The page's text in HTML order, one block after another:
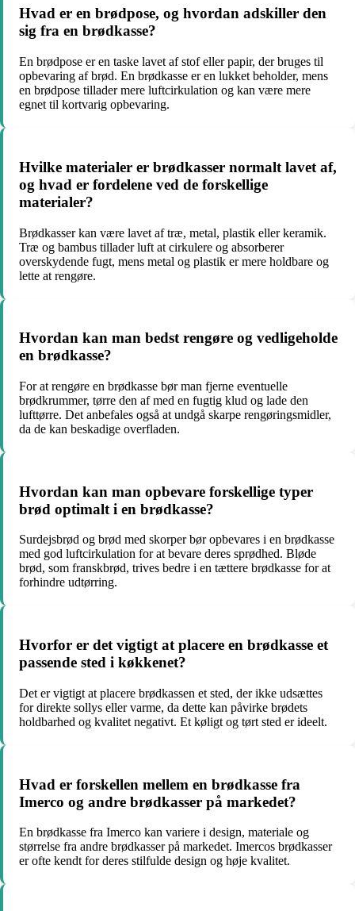
Hvad er en brødpose, og hvordan adskiller den
sig fra en brødkasse?
En brødpose er en taske lavet af stof eller papir, der bruges til
opbevaring af brød. En brødkasse er en lukket beholder, mens
en brødpose tillader mere luftcirkulation og kan være mere
egnet til kortvarig opbevaring.
Hvilke materialer er brødkasser normalt lavet af,
og hvad er fordelene ved de forskellige
materialer?
Brødkasser kan være lavet af træ, metal, plastik eller keramik.
Træ og bambus tillader luft at cirkulere og absorberer
overskydende fugt, mens metal og plastik er mere holdbare og
lette at rengøre.
Hvordan kan man bedst rengøre og vedligeholde
en brødkasse?
For at rengøre en brødkasse bør man fjerne eventuelle
brødkrummer, tørre den af med en fugtig klud og lade den
lufttørre. Det anbefales også at undgå skarpe rengøringsmidler,
da de kan beskadige overfladen.
Hvordan kan man opbevare forskellige typer
brød optimalt i en brødkasse?
Surdejsbrød og brød med skorper bør opbevares i en brødkasse
med god luftcirkulation for at bevare deres sprødhed. Bløde
brød, som franskbrød, trives bedre i en tættere brødkasse for at
forhindre udtørring.
Hvorfor er det vigtigt at placere en brødkasse et
passende sted i køkkenet?
Det er vigtigt at placere brødkassen et sted, der ikke udsættes
for direkte sollys eller varme, da dette kan påvirke brødets
holdbarhed og kvalitet negativt. Et køligt og tørt sted er ideelt.
Hvad er forskellen mellem en brødkasse fra
Imerco og andre brødkasser på markedet?
En brødkasse fra Imerco kan variere i design, materiale og
størrelse fra andre brødkasser på markedet. Imercos brødkasser
er ofte kendt for deres stilfulde design og høje kvalitet.